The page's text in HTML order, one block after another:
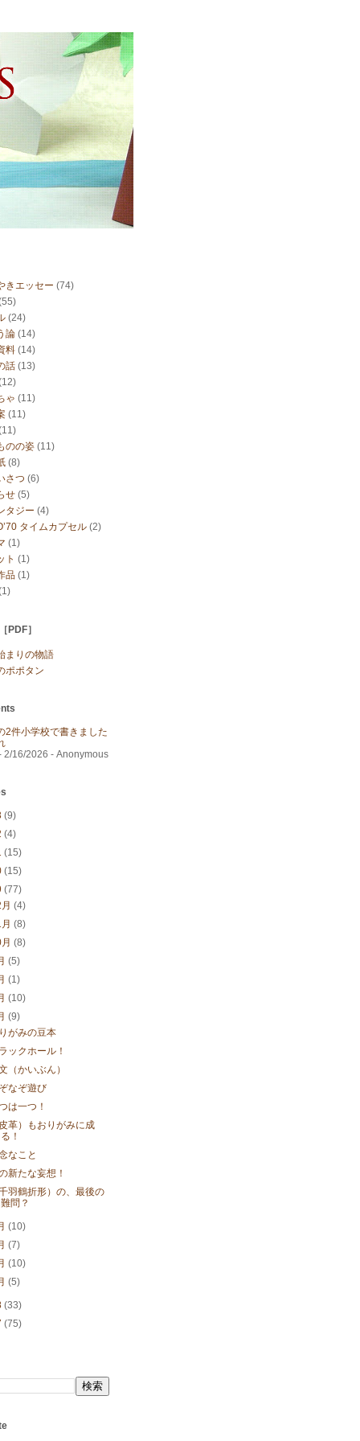
きエッセー (74)
(24)
論 (14)
料 (14)
話 (13)
ゃ (11)
(11)
のの姿 (11)
(8)
さつ (6)
せ (5)
タジー (4)
タイムカプセル (2)
(1)
ト (1)
品 (1)
PDF］
まりの物語
ポポタン
2件小学校で書きました
2/16/2026 - Anonymous
(9)
(4)
(15)
(15)
(77)
月(4)
月(8)
月(8)
(5)
(1)
(10)
(9)
がみの豆本
ックホール！
（かいぶん）
なぞ遊び
は一つ！
皮革）もおりがみに成
る！
なこと
新たな妄想！
千羽鶴折形）の、最後の
難問？
(10)
(7)
(10)
(5)
(33)
(75)